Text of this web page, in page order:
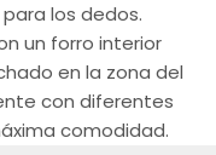
los dedos.
un forro interior
en la zona del
con diferentes
comodidad.